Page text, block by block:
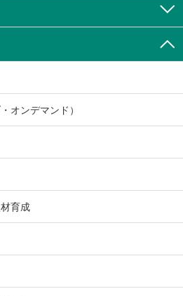
オンデマンド）
育成